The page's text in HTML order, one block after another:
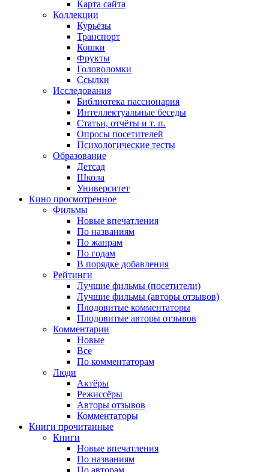
Карта сайта
Коллекции
Курьёзы
Транспорт
Кошки
Фрукты
Головоломки
Ссылки
Исследования
Библиотека пассионария
Интеллектуальные беседы
Статьи, отчёты и т. п.
Опросы посетителей
Психологические тесты
Образование
Детсад
Школа
Университет
Кино просмотренное
Фильмы
Новые впечатления
По названиям
По жанрам
По годам
В порядке добавления
Рейтинги
Лучшие фильмы (посетители)
Лучшие фильмы (авторы отзывов)
Плодовитые комментаторы
Плодовитые авторы отзывов
Комментарии
Новые
Все
По комментаторам
Люди
Актёры
Режиссёры
Авторы отзывов
Комментаторы
Книги прочитанные
Книги
Новые впечатления
По названиям
По авторам